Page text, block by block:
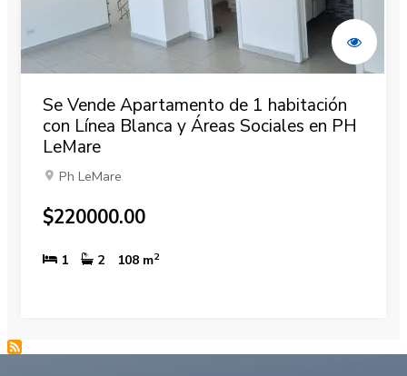
Se Vende Apartamento de 1 habitación
con Línea Blanca y Áreas Sociales en PH
LeMare
Ph LeMare
$220000.00
1 2 108 m2